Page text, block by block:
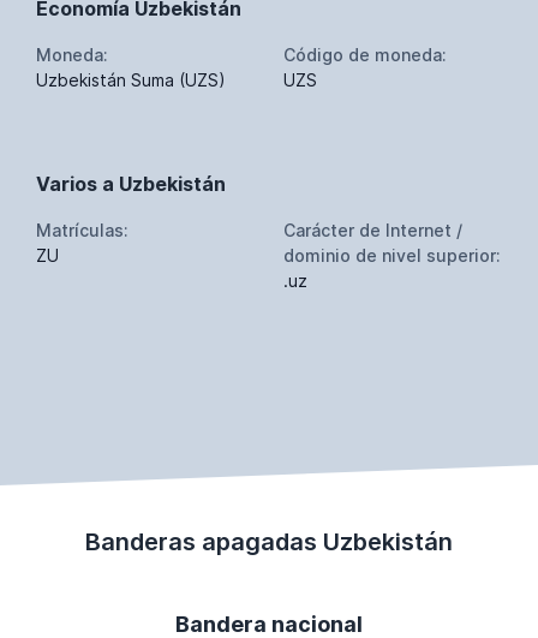
Economía Uzbekistán
Moneda:
Uzbekistán Suma (UZS)
Código de moneda:
UZS
Varios a Uzbekistán
Matrículas:
ZU
Carácter de Internet /
dominio de nivel superior:
.uz
Banderas apagadas Uzbekistán
Bandera nacional